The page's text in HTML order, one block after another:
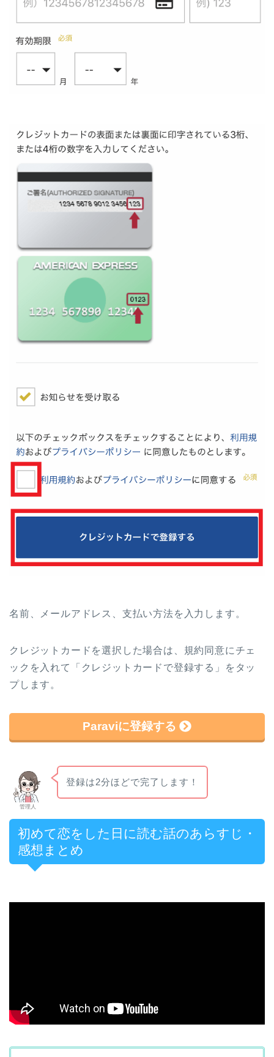
名前、メールアドレス、支払い方法を入力します。
クレジットカードを選択した場合は、規約同意にチェ
ックを入れて「クレジットカードで登録する」をタッ
プします。
Paraviに登録する
管理人
登録は2分ほどで完了します！
初めて恋をした日に読む話のあらすじ・
感想まとめ